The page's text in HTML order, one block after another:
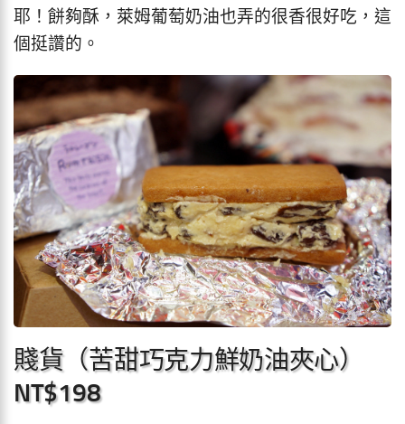
耶！餅夠酥，萊姆葡萄奶油也弄的很香很好吃，這
個挺讚的。
賤貨（苦甜巧克力鮮奶油夾心）
NT$198